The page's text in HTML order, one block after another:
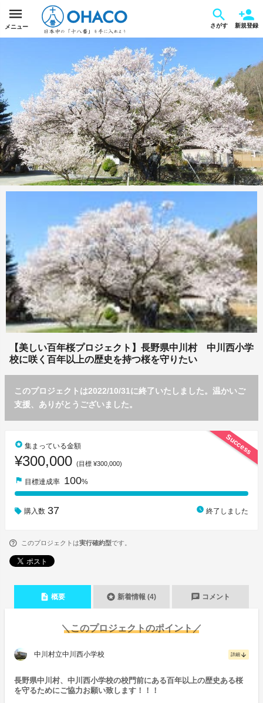
メニュー さがす 新規登録
【美しい百年桜プロジェクト】長野県中川村 中川西小学
校に咲く百年以上の歴史を持つ桜を守りたい
このプロジェクトは2022/10/31に終了いたしました。温かいご
支援、ありがとうございました。
Success
stars 集まっている金額
¥300,000 (目標 ¥300,000)
flag 目標達成率 100%
購入数 37 watch_later 終了しました
このプロジェクトは実行確約型です。
description 概要 stars 新着情報 (4) chat コメント
＼このプロジェクトのポイント／
中川村立中川西小学校 詳細 arrow_downward
長野県中川村、中川西小学校の校門前にある百年以上の歴史ある桜
を守るためにご協力お願い致します！！！